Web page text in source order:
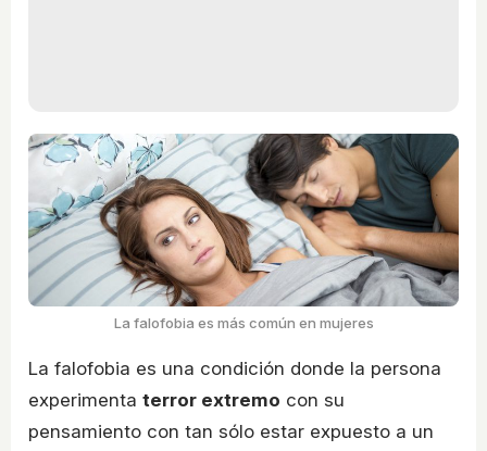
La falofobia es más común en mujeres
La falofobia es una condición donde la persona
experimenta terror extremo con su
pensamiento con tan sólo estar expuesto a un